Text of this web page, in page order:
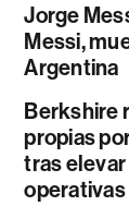
Jorge
Messi,
Argentina
Berkshire
propias
tras
operativas